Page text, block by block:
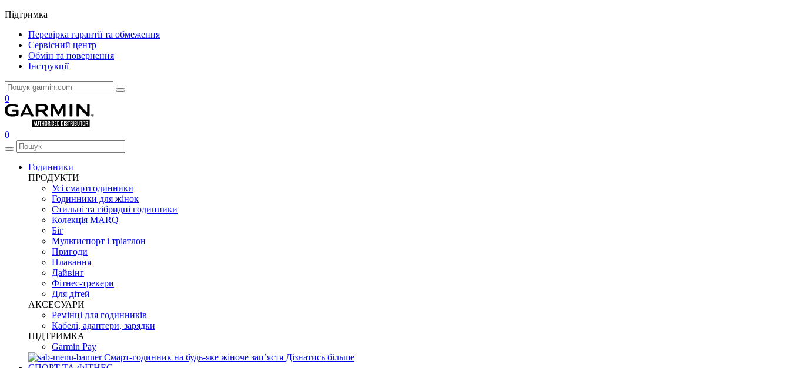
Підтримка
Перевірка гарантії та обмеження
Сервісний центр
Обмін та повернення
Інструкції
0
0
Годинники
ПРОДУКТИ
Усі смартгодинники
Годинники для жінок
Стильні та гібридні годинники
Колекція MARQ
Біг
Мультиспорт і тріатлон
Пригоди
Плавання
Дайвінг
Фітнес-трекери
Для дітей
АКСЕСУАРИ
Ремінці для годинників
Кабелі, адаптери, зарядки
ПІДТРИМКА
Garmin Pay
Смарт-годинник на будь-яке жіноче запʼястя Дізнатись більше